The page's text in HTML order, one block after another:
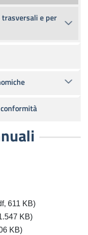
611 KB)
KB)
KB)
trasversali e per